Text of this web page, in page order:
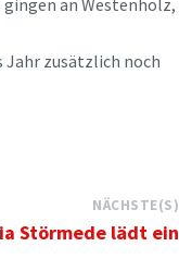
an Westenholz,
Jahr zusätzlich noch
NÄCHSTE(S)
Störmede lädt ein